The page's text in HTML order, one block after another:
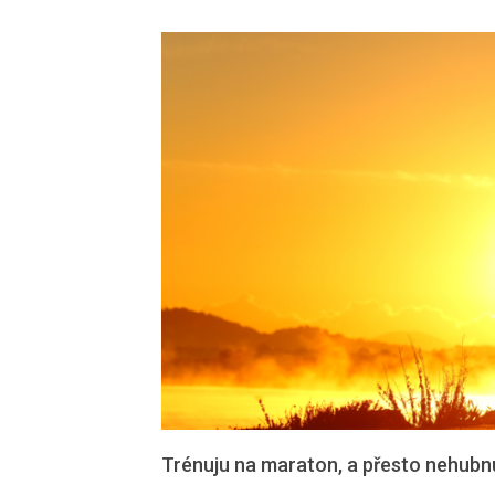
Trénuju na maraton, a přesto